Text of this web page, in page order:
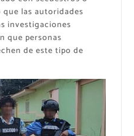
las autoridades
investigaciones
que personas
de este tipo de